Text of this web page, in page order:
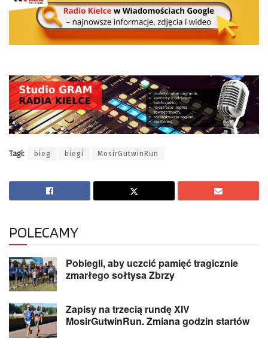
Tagi: bieg biegi MosirGutwinRun
POLECAMY
Pobiegli, aby uczcić pamięć tragicznie
zmarłego sołtysa Zbrzy
Zapisy na trzecią rundę XIV
MosirGutwinRun. Zmiana godzin startów